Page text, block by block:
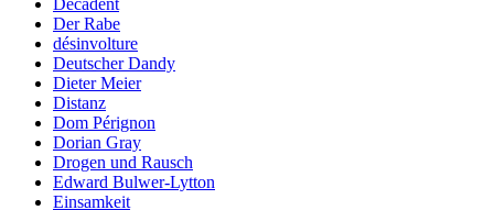
Der Rabe
désinvolture
Deutscher Dandy
Dieter Meier
Distanz
Dom Pérignon
Dorian Gray
Drogen und Rausch
Edward Bulwer-Lytton
Einsamkeit